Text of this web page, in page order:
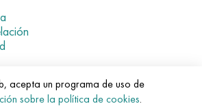
GmbH»
de la web sin enlaces directos para el
acepta un programa de uso de
sobre la política de cookies.
1.7225
3135